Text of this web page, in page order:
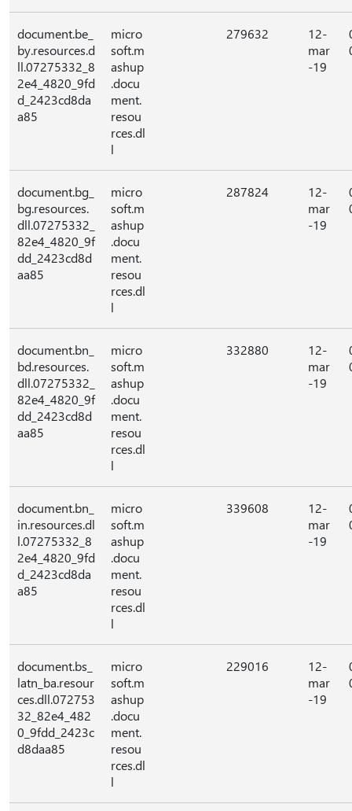
document.be_
by.resources.d
ll.07275332_8
2e4_4820_9fd
d_2423cd8da
a85
micro
soft.m
ashup
.docu
ment.
resou
rces.dl
l
279632
12-
mar
-19
document.bg_
bg.resources.
dll.07275332_
82e4_4820_9f
dd_2423cd8d
aa85
micro
soft.m
ashup
.docu
ment.
resou
rces.dl
l
287824
12-
mar
-19
document.bn_
bd.resources.
dll.07275332_
82e4_4820_9f
dd_2423cd8d
aa85
micro
soft.m
ashup
.docu
ment.
resou
rces.dl
l
332880
12-
mar
-19
document.bn_
in.resources.dl
l.07275332_8
2e4_4820_9fd
d_2423cd8da
a85
micro
soft.m
ashup
.docu
ment.
resou
rces.dl
l
339608
12-
mar
-19
document.bs_
latn_ba.resour
ces.dll.072753
32_82e4_482
0_9fdd_2423c
d8daa85
micro
soft.m
ashup
.docu
ment.
resou
rces.dl
l
229016
12-
mar
-19